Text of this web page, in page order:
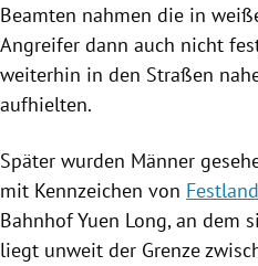
Beamten nahmen die in
Angreifer dann auch nicht
weiterhin in den Straßen
aufhielten.
Später wurden Männer
mit Kennzeichen von
Bahnhof Yuen Long, an dem
liegt unweit der Grenze